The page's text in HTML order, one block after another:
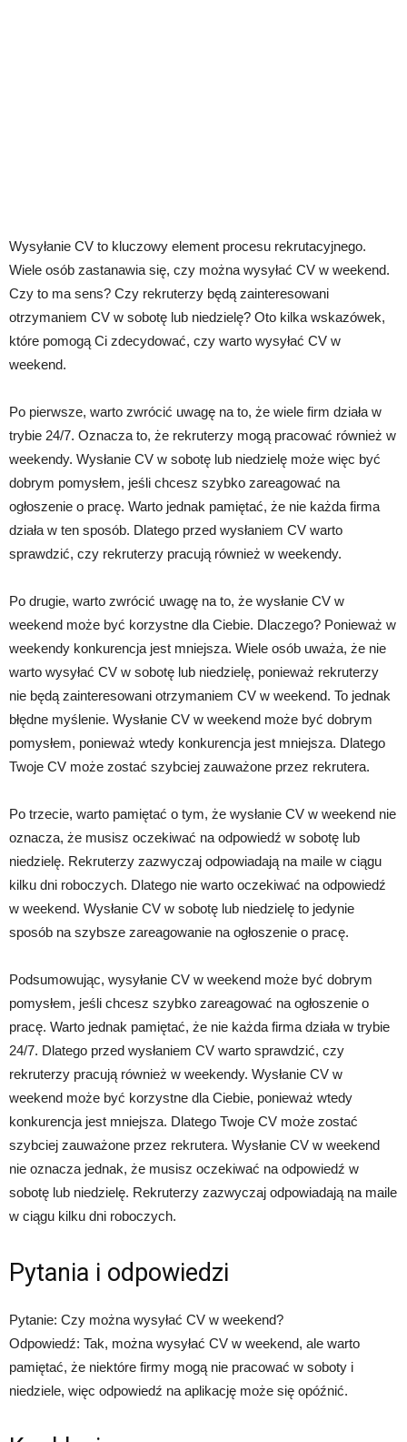
Wysyłanie CV to kluczowy element procesu rekrutacyjnego.
Wiele osób zastanawia się, czy można wysyłać CV w weekend.
Czy to ma sens? Czy rekruterzy będą zainteresowani
otrzymaniem CV w sobotę lub niedzielę? Oto kilka wskazówek,
które pomogą Ci zdecydować, czy warto wysyłać CV w
weekend.
Po pierwsze, warto zwrócić uwagę na to, że wiele firm działa w
trybie 24/7. Oznacza to, że rekruterzy mogą pracować również w
weekendy. Wysłanie CV w sobotę lub niedzielę może więc być
dobrym pomysłem, jeśli chcesz szybko zareagować na
ogłoszenie o pracę. Warto jednak pamiętać, że nie każda firma
działa w ten sposób. Dlatego przed wysłaniem CV warto
sprawdzić, czy rekruterzy pracują również w weekendy.
Po drugie, warto zwrócić uwagę na to, że wysłanie CV w
weekend może być korzystne dla Ciebie. Dlaczego? Ponieważ w
weekendy konkurencja jest mniejsza. Wiele osób uważa, że nie
warto wysyłać CV w sobotę lub niedzielę, ponieważ rekruterzy
nie będą zainteresowani otrzymaniem CV w weekend. To jednak
błędne myślenie. Wysłanie CV w weekend może być dobrym
pomysłem, ponieważ wtedy konkurencja jest mniejsza. Dlatego
Twoje CV może zostać szybciej zauważone przez rekrutera.
Po trzecie, warto pamiętać o tym, że wysłanie CV w weekend nie
oznacza, że musisz oczekiwać na odpowiedź w sobotę lub
niedzielę. Rekruterzy zazwyczaj odpowiadają na maile w ciągu
kilku dni roboczych. Dlatego nie warto oczekiwać na odpowiedź
w weekend. Wysłanie CV w sobotę lub niedzielę to jedynie
sposób na szybsze zareagowanie na ogłoszenie o pracę.
Podsumowując, wysyłanie CV w weekend może być dobrym
pomysłem, jeśli chcesz szybko zareagować na ogłoszenie o
pracę. Warto jednak pamiętać, że nie każda firma działa w trybie
24/7. Dlatego przed wysłaniem CV warto sprawdzić, czy
rekruterzy pracują również w weekendy. Wysłanie CV w
weekend może być korzystne dla Ciebie, ponieważ wtedy
konkurencja jest mniejsza. Dlatego Twoje CV może zostać
szybciej zauważone przez rekrutera. Wysłanie CV w weekend
nie oznacza jednak, że musisz oczekiwać na odpowiedź w
sobotę lub niedzielę. Rekruterzy zazwyczaj odpowiadają na maile
w ciągu kilku dni roboczych.
Pytania i odpowiedzi
Pytanie: Czy można wysyłać CV w weekend?
Odpowiedź: Tak, można wysyłać CV w weekend, ale warto
pamiętać, że niektóre firmy mogą nie pracować w soboty i
niedziele, więc odpowiedź na aplikację może się opóźnić.